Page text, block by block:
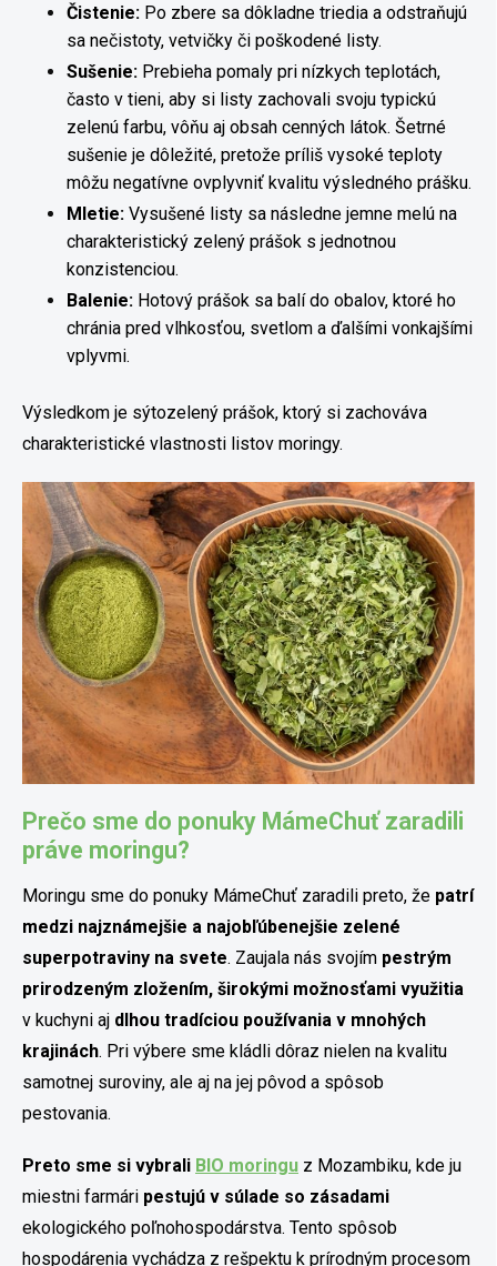
Čistenie: Po zbere sa dôkladne triedia a odstraňujú
sa nečistoty, vetvičky či poškodené listy.
Sušenie: Prebieha pomaly pri nízkych teplotách,
často v tieni, aby si listy zachovali svoju typickú
zelenú farbu, vôňu aj obsah cenných látok. Šetrné
sušenie je dôležité, pretože príliš vysoké teploty
môžu negatívne ovplyvniť kvalitu výsledného prášku.
Mletie: Vysušené listy sa následne jemne melú na
charakteristický zelený prášok s jednotnou
konzistenciou.
Balenie: Hotový prášok sa balí do obalov, ktoré ho
chránia pred vlhkosťou, svetlom a ďalšími vonkajšími
vplyvmi.
Výsledkom je sýtozelený prášok, ktorý si zachováva
charakteristické vlastnosti listov moringy.
Prečo sme do ponuky MámeChuť zaradili
práve moringu?
Moringu sme do ponuky MámeChuť zaradili preto, že patrí
medzi najznámejšie a najobľúbenejšie zelené
superpotraviny na svete. Zaujala nás svojím pestrým
prirodzeným zložením, širokými možnosťami využitia
v kuchyni aj dlhou tradíciou používania v mnohých
krajinách. Pri výbere sme kládli dôraz nielen na kvalitu
samotnej suroviny, ale aj na jej pôvod a spôsob
pestovania.
Preto sme si vybrali BIO moringu z Mozambiku, kde ju
miestni farmári pestujú v súlade so zásadami
ekologického poľnohospodárstva. Tento spôsob
hospodárenia vychádza z rešpektu k prírodným procesom